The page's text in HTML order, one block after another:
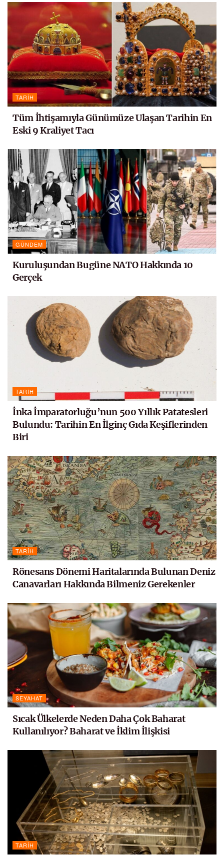
TARIH
Tüm İhtişamıyla Günümüze Ulaşan Tarihin En
Eski 9 Kraliyet Tacı
GÜNDEM
Kuruluşundan Bugüne NATO Hakkında 10
Gerçek
TARIH
İnka İmparatorluğu’nun 500 Yıllık Patatesleri
Bulundu: Tarihin En İlginç Gıda Keşiflerinden
Biri
TARIH
Rönesans Dönemi Haritalarında Bulunan Deniz
Canavarları Hakkında Bilmeniz Gerekenler
SEYAHAT
Sıcak Ülkelerde Neden Daha Çok Baharat
Kullanılıyor? Baharat ve İklim İlişkisi
TARIH